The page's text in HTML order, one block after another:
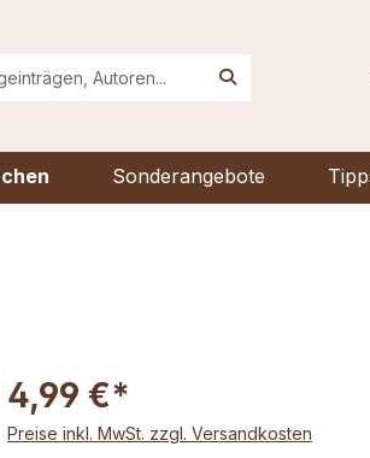
Sonderangebote
4,99 €*
Preise inkl. MwSt. zzgl. Versandkosten